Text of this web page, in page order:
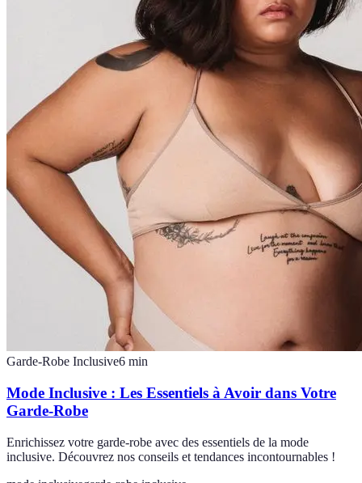
Garde-Robe Inclusive6 min
Mode Inclusive : Les Essentiels à Avoir dans Votre
Garde-Robe
Enrichissez votre garde-robe avec des essentiels de la mode
inclusive. Découvrez nos conseils et tendances incontournables !